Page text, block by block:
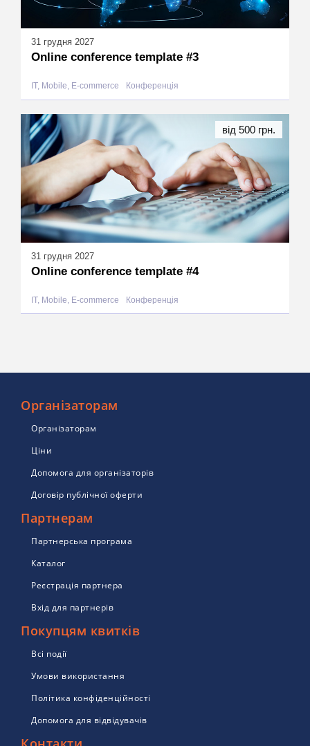
31 грудня 2027
Online conference template #3
IT, Mobile, E-commerce Конференція
31 грудня 2027
Online conference template #4
IT, Mobile, E-commerce Конференція
від 500 грн.
Організаторам
Організаторам
Ціни
Допомога для організаторів
Договір публічної оферти
Партнерам
Партнерська програма
Каталог
Реєстрація партнера
Вхід для партнерів
Покупцям квитків
Всі події
Умови використання
Політика конфіденційності
Допомога для відвідувачів